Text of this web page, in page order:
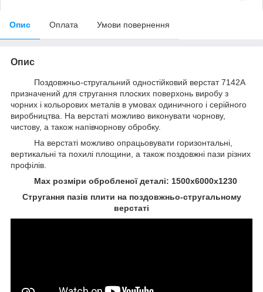
Опис Оплата Умови повернення
Опис
Поздовжньо-стругальний одностійковий верстат 7142А
призначений для стругання плоских поверхонь виробу з
чорних і кольорових металів в умовах одиничного і серійного
виробництва. На верстаті можливо виконувати чорнову,
чистову, а також напівчорнову обробку.
На верстаті можливо опрацьовувати горизонтальні,
вертикальні та похилі площини, а також поздовжні пази різних
профілів.
Max розміри обробленої деталі: 1500x6000x1230
Стругання пазів плити на поздовжньо-стругальному
верстаті